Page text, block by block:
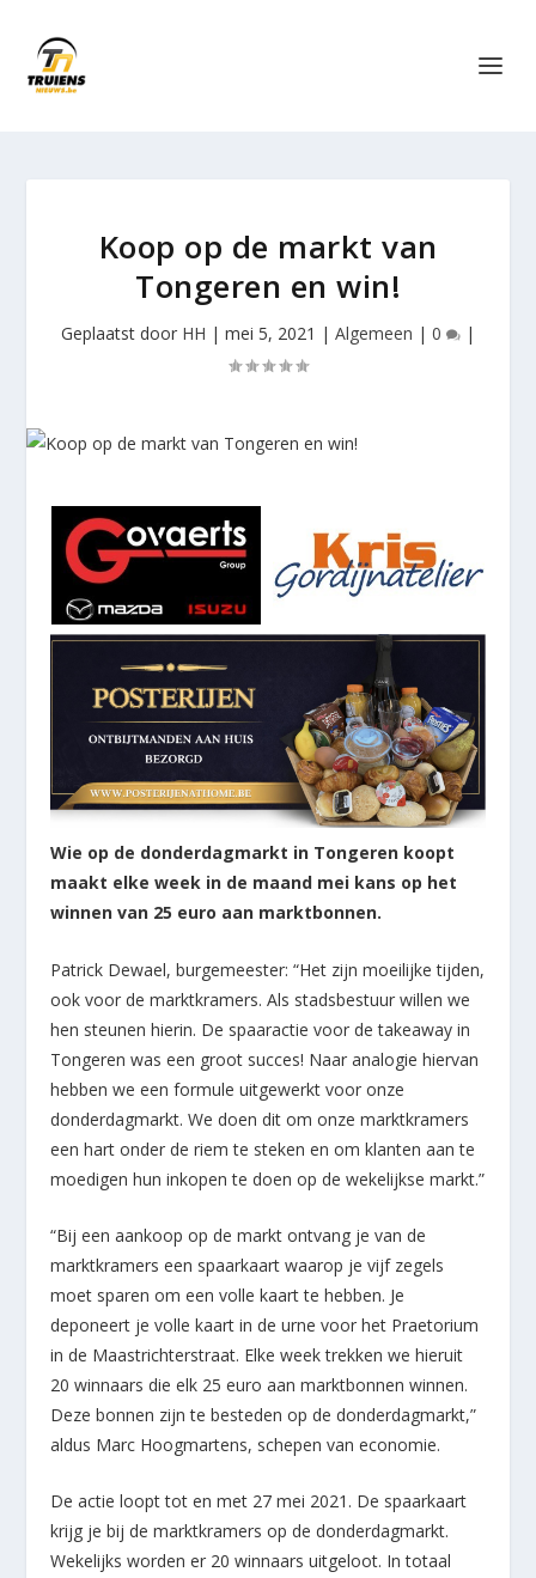
Koop op de markt van
Tongeren en win!
Geplaatst door HH | mei 5, 2021 | Algemeen | 0 |
Wie op de donderdagmarkt in Tongeren koopt
maakt elke week in de maand mei kans op het
winnen van 25 euro aan marktbonnen.
Patrick Dewael, burgemeester: “Het zijn moeilijke tijden,
ook voor de marktkramers. Als stadsbestuur willen we
hen steunen hierin. De spaaractie voor de takeaway in
Tongeren was een groot succes! Naar analogie hiervan
hebben we een formule uitgewerkt voor onze
donderdagmarkt. We doen dit om onze marktkramers
een hart onder de riem te steken en om klanten aan te
moedigen hun inkopen te doen op de wekelijkse markt.”
“Bij een aankoop op de markt ontvang je van de
marktkramers een spaarkaart waarop je vijf zegels
moet sparen om een volle kaart te hebben. Je
deponeert je volle kaart in de urne voor het Praetorium
in de Maastrichterstraat. Elke week trekken we hieruit
20 winnaars die elk 25 euro aan marktbonnen winnen.
Deze bonnen zijn te besteden op de donderdagmarkt,”
aldus Marc Hoogmartens, schepen van economie.
De actie loopt tot en met 27 mei 2021. De spaarkaart
krijg je bij de marktkramers op de donderdagmarkt.
Wekelijks worden er 20 winnaars uitgeloot. In totaal